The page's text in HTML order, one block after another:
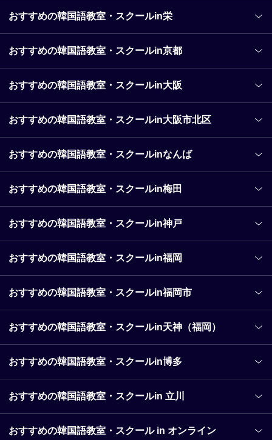
おすすめの韓国語教室・スクールin栄
おすすめの韓国語教室・スクールin京都
おすすめの韓国語教室・スクールin大阪
おすすめの韓国語教室・スクールin大阪市北区
おすすめの韓国語教室・スクールinなんば
おすすめの韓国語教室・スクールin梅田
おすすめの韓国語教室・スクールin神戸
おすすめの韓国語教室・スクールin福岡
おすすめの韓国語教室・スクールin福岡市
おすすめの韓国語教室・スクールin天神（福岡）
おすすめの韓国語教室・スクールin博多
おすすめの韓国語教室・スクールin 立川
おすすめの韓国語教室・スクール in オンライン